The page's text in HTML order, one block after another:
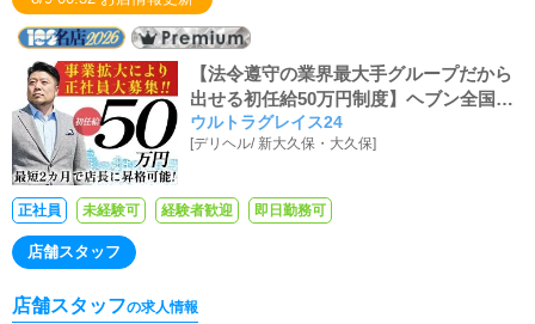
管理・補充を行っていただきます。
【法令遵守の業界最大手グループだから
出せる初任給50万円制度】ヘブン全国総
合1位、ヘブンプレミアム全国1位、日本
を代表する業界最大手！ウルトラグルー
あるアナタなら積極的に昇給・昇格させ
ることを約束します！！風俗のお仕事が
ウルトラグレイス24
[デリヘル/ 新大久保・大久保]
正社員 未経験可 経験者歓迎 即日勤務可
店舗スタッフ
店舗スタッフの求人情報